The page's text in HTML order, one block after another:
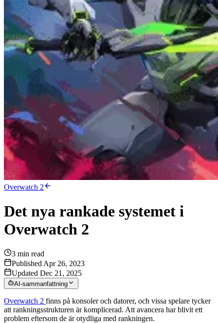
Overwatch 2
Det nya rankade systemet i
Overwatch 2
3 min read
Published Apr 26, 2023
Updated Dec 21, 2025
AI-sammanfattning
Overwatch 2 finns på konsoler och datorer, och vissa spelare tycker
att rankningsstrukturen är komplicerad. Att avancera har blivit ett
problem eftersom de är otydliga med rankningen.